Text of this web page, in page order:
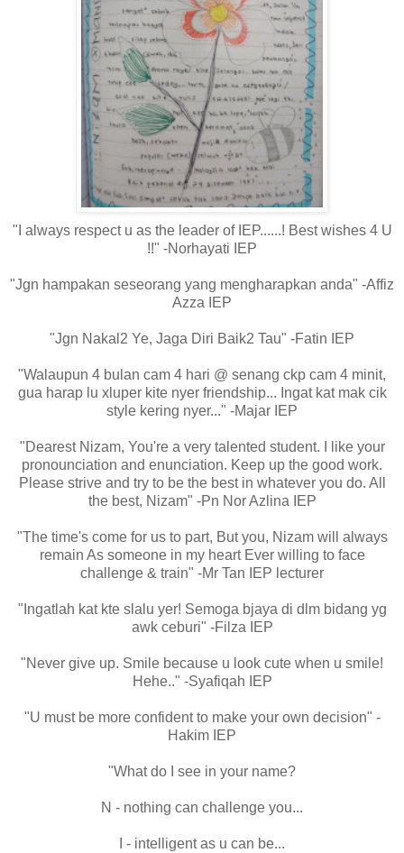
"I always respect u as the leader of IEP......! Best wishes 4 U
!!" -Norhayati IEP
"Jgn hampakan seseorang yang mengharapkan anda" -Affiz
Azza IEP
"Jgn Nakal2 Ye, Jaga Diri Baik2 Tau" -Fatin IEP
"Walaupun 4 bulan cam 4 hari @ senang ckp cam 4 minit,
gua harap lu xluper kite nyer friendship... Ingat kat mak cik
style kering nyer..." -Majar IEP
"Dearest Nizam, You're a very talented student. I like your
pronounciation and enunciation. Keep up the good work.
Please strive and try to be the best in whatever you do. All
the best, Nizam" -Pn Nor Azlina IEP
"The time's come for us to part, But you, Nizam will always
remain As someone in my heart Ever willing to face
challenge & train" -Mr Tan IEP lecturer
"Ingatlah kat kte slalu yer! Semoga bjaya di dlm bidang yg
awk ceburi" -Filza IEP
"Never give up. Smile because u look cute when u smile!
Hehe.." -Syafiqah IEP
"U must be more confident to make your own decision" -
Hakim IEP
"What do I see in your name?
N - nothing can challenge you...
I - intelligent as u can be...